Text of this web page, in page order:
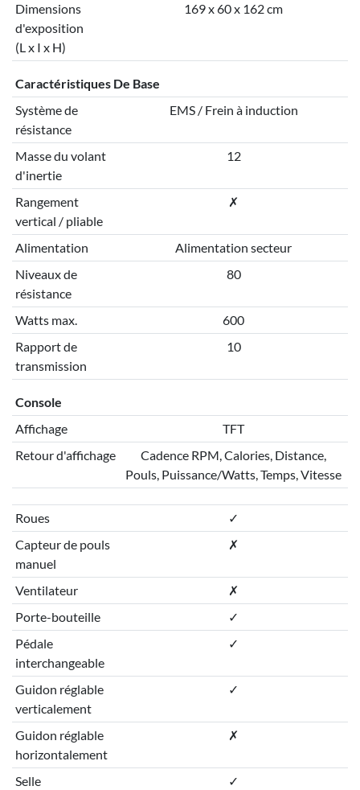
Dimensions
d'exposition
(L x I x H)
169 x 60 x 162 cm
Caractéristiques De Base
Système de
résistance
EMS / Frein à induction
Masse du volant
d'inertie
12
Rangement
vertical / pliable
✗
Alimentation
Alimentation secteur
Niveaux de
résistance
80
Watts max.
600
Rapport de
transmission
10
Console
Affichage
TFT
Retour d'affichage
Cadence RPM, Calories, Distance,
Pouls, Puissance/Watts, Temps, Vitesse
Roues
✓
Capteur de pouls
manuel
✗
Ventilateur
✗
Porte-bouteille
✓
Pédale
interchangeable
✓
Guidon réglable
verticalement
✓
Guidon réglable
horizontalement
✗
Selle
✓